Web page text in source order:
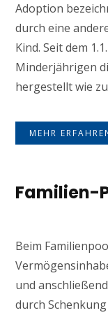
Adoption
durch eine
Kind. Seit dem
Minderjährigen
hergestellt wie
MEHR
Familien-
Beim
und
durch